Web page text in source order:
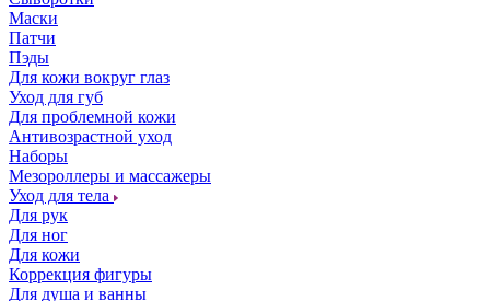
Маски
Патчи
Пэды
Для кожи вокруг глаз
Уход для губ
Для проблемной кожи
Антивозрастной уход
Наборы
Мезороллеры и массажеры
Уход для тела
Для рук
Для ног
Для кожи
Коррекция фигуры
Для душа и ванны